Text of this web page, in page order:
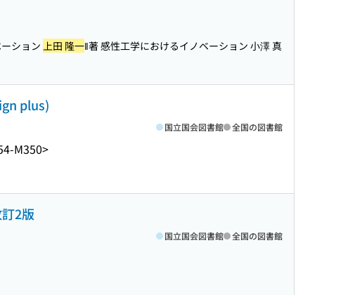
ション上田 隆一‖著 感性工学におけるイノベーション 小澤 真
plus)
M350>
国立国会図書館 全国の図書館
2版
国立国会図書館 全国の図書館